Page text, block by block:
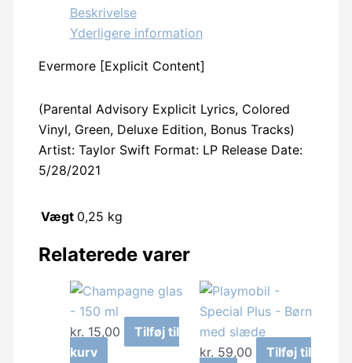
Beskrivelse
Yderligere information
Evermore [Explicit Content]
(Parental Advisory Explicit Lyrics, Colored
Vinyl, Green, Deluxe Edition, Bonus Tracks)
Artist: Taylor Swift Format: LP Release Date:
5/28/2021
Vægt 0,25 kg
Relaterede varer
kr. 15,00
Tilføj til
kurv
kr. 59,00
Tilføj til